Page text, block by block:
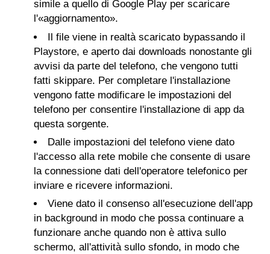
simile a quello di Google Play per scaricare
l'«aggiornamento».
Il file viene in realtà scaricato bypassando il
Playstore, e aperto dai downloads nonostante gli
avvisi da parte del telefono, che vengono tutti
fatti skippare. Per completare l'installazione
vengono fatte modificare le impostazioni del
telefono per consentire l'installazione di app da
questa sorgente.
Dalle impostazioni del telefono viene dato
l'accesso alla rete mobile che consente di usare
la connessione dati dell'operatore telefonico per
inviare e ricevere informazioni.
Viene dato il consenso all'esecuzione dell'app
in background in modo che possa continuare a
funzionare anche quando non è attiva sullo
schermo, all'attività sullo sfondo, in modo che